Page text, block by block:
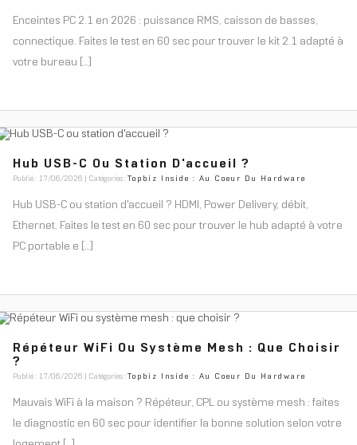
Enceintes PC 2.1 en 2026 : puissance RMS, caisson de basses,
connectique. Faites le test en 60 sec pour trouver le kit 2.1 adapté à
votre bureau [...]
Hub USB-C Ou Station D'accueil ?
Publié : 17/06/2026 | Catégories : Topbiz Inside : Au Coeur Du Hardware
Hub USB-C ou station d'accueil ? HDMI, Power Delivery, débit,
Ethernet. Faites le test en 60 sec pour trouver le hub adapté à votre
PC portable e [...]
Répéteur WiFi Ou Système Mesh : Que Choisir
?
Publié : 17/06/2026 | Catégories : Topbiz Inside : Au Coeur Du Hardware
Mauvais WiFi à la maison ? Répéteur, CPL ou système mesh : faites
le diagnostic en 60 sec pour identifier la bonne solution selon votre